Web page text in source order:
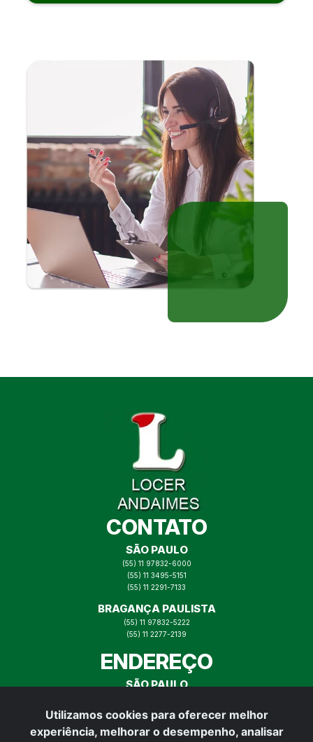
Utilizamos cookies para oferecer melhor
experiência, melhorar o desempenho, analisar
CONTATO
SÃO PAULO
(55) 11 97832-6000
(55) 11 3495-5151
(55) 11 2291-7133
BRAGANÇA PAULISTA
(55) 11 97832-5222
(55) 11 2277-2139
ENDEREÇO
SÃO PAULO
BRAGANÇA PAULISTA
RUA PADRE VITOR N° 165,